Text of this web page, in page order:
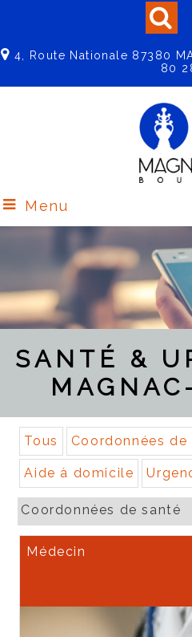
4, Route Nationale 87380
80
Menu
SANTÉ &
Tous Coordonnées de
Aide à domicile
Coordonnées de santé
Médecin